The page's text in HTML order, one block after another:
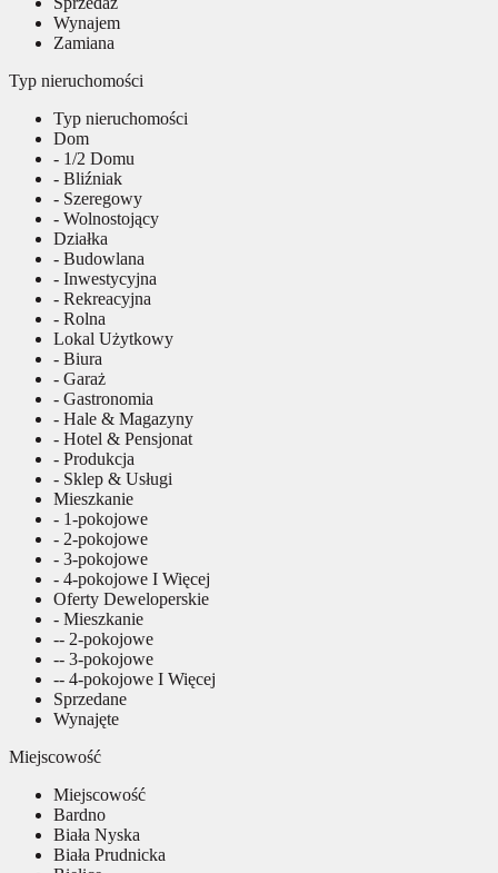
Wynajem
Zamiana
Typ nieruchomości
Typ nieruchomości
Dom
- 1/2 Domu
- Bliźniak
- Szeregowy
- Wolnostojący
Działka
- Budowlana
- Inwestycyjna
- Rekreacyjna
- Rolna
Lokal Użytkowy
- Biura
- Garaż
- Gastronomia
- Hale & Magazyny
- Hotel & Pensjonat
- Produkcja
- Sklep & Usługi
Mieszkanie
- 1-pokojowe
- 2-pokojowe
- 3-pokojowe
- 4-pokojowe I Więcej
Oferty Deweloperskie
- Mieszkanie
-- 2-pokojowe
-- 3-pokojowe
-- 4-pokojowe I Więcej
Sprzedane
Wynajęte
Miejscowość
Miejscowość
Bardno
Biała Nyska
Biała Prudnicka